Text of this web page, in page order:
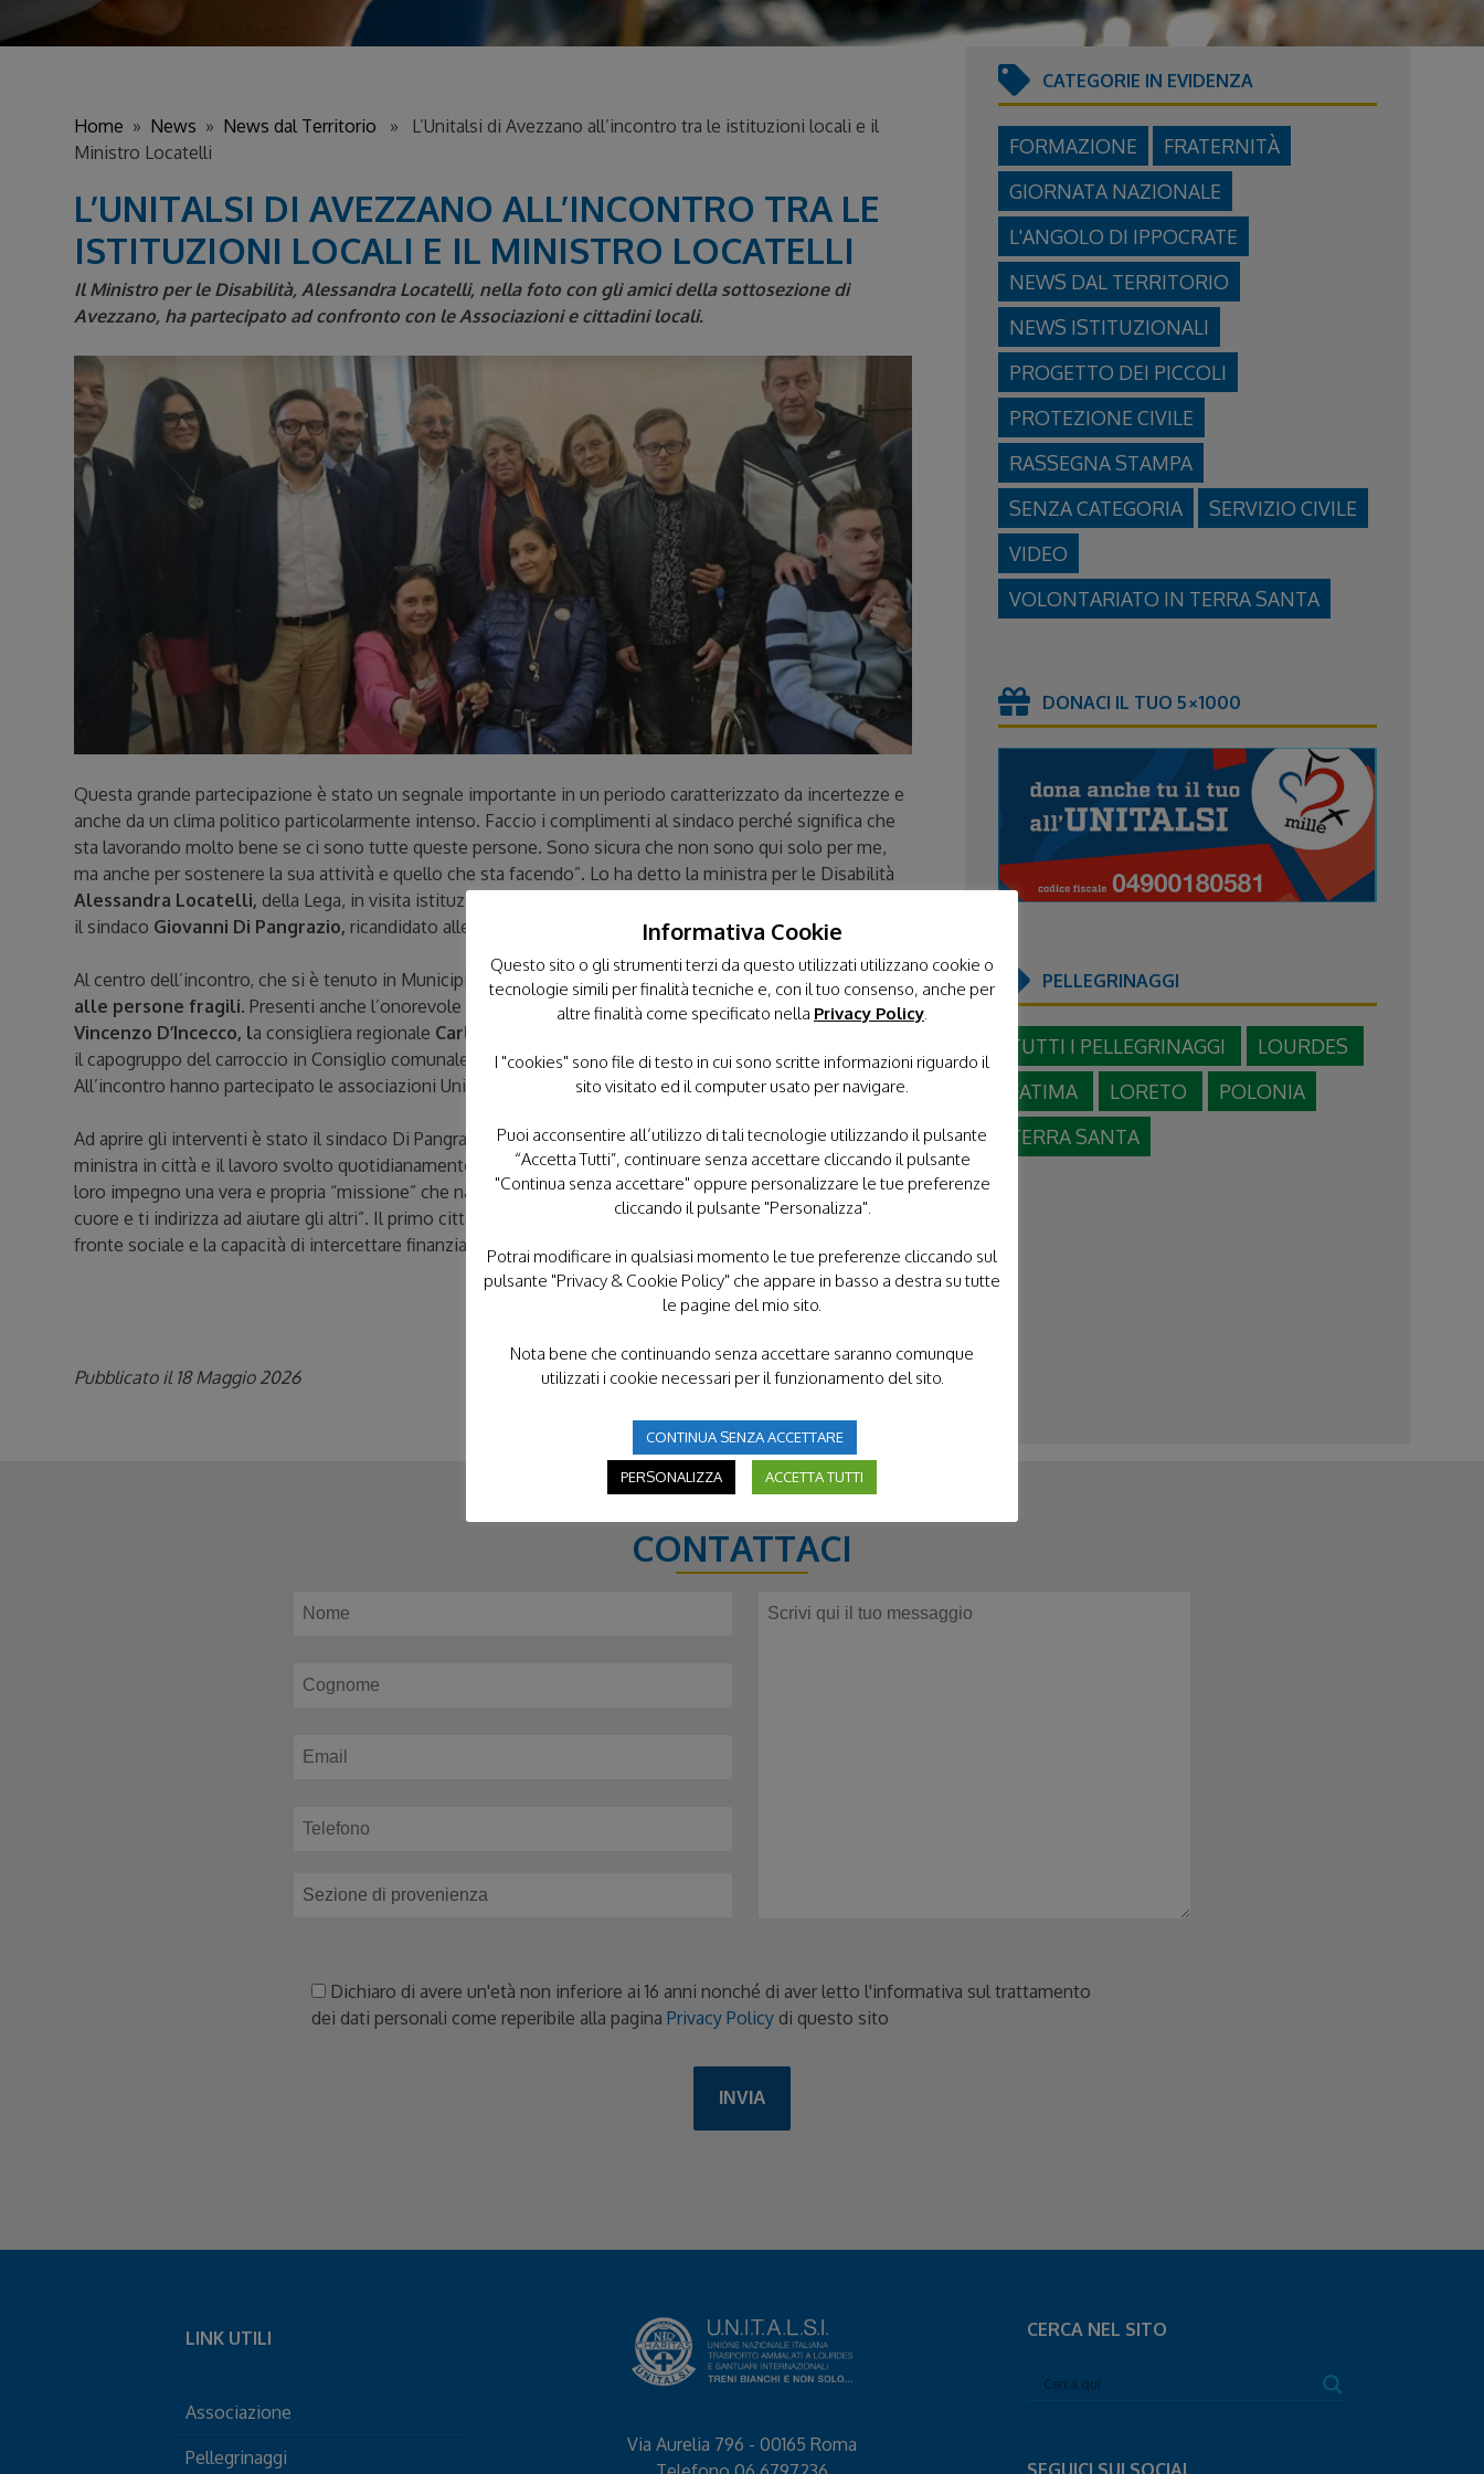
Home » News » News dal Territorio » L’Unitalsi di Avezzano all’incontro tra le istituzioni locali e il
Ministro Locatelli
L’UNITALSI DI AVEZZANO ALL’INCONTRO TRA LE
ISTITUZIONI LOCALI E IL MINISTRO LOCATELLI
Il Ministro per le Disabilità, Alessandra Locatelli, nella foto con gli amici della sottosezione di
Avezzano, ha partecipato ad confronto con le Associazioni e cittadini locali.
Questa grande partecipazione è stato un segnale importante in un periodo caratterizzato da incertezze e
anche da un clima politico particolarmente intenso. Faccio i complimenti al sindaco perché significa che
sta lavorando molto bene se ci sono tutte queste persone. Sono sicura che non sono qui solo per me,
ma anche per sostenere la sua attività e quello che sta facendo”. Lo ha detto la ministra per le Disabilità
Alessandra Locatelli, della Lega, in visita istituzionale nel pomeriggio ad Avezzano, per un incontro con
il sindaco Giovanni Di Pangrazio, ricandidato alle elezioni in programma 24 e 25 maggio,
Al centro dell’incontro, che si è tenuto in Municipio, i temi dell’inclusione, del welfare e del sostegno
alle persone fragili.Presenti anche l’onorevole Alberto Bagnai, il coordinatore regionale della Lega
Vincenzo D’Incecco, la consigliera regionale Carla Mannetti
il capogruppo del carroccio in Consiglio comunale
Antonio Del Boccioe l’assessoreCinzia Basilico.
All’incontro hanno partecipato le associazioni Unitalsi, Anffas, ENS e Insieme per Casa Famiglia.
Ad aprire gli interventi è stato il sindaco Di Pangrazio, che ha sottolineato il valore della presenza della
ministra in città e il lavoro svolto quotidianamente da associazioni e operatori del settore, definendo il
loro impegno una vera e propria “missione” che nasce, ha detto, “solo quando c’è qualcosa che parte dal
cuore e ti indirizza ad aiutare gli altri”. Il primo cittadino ha rivendicato anche “l’impegno del Comune sul
fronte sociale e la capacità di intercettare finanziamenti e bandi”.
abbruzzoweb.it
Pubblicato il 18 Maggio 2026
CATEGORIE IN EVIDENZA
FORMAZIONE
FRATERNITÀ
GIORNATA NAZIONALE
L'ANGOLO DI IPPOCRATE
NEWS DAL TERRITORIO
NEWS ISTITUZIONALI
PROGETTO DEI PICCOLI
PROTEZIONE CIVILE
RASSEGNA STAMPA
SENZA CATEGORIA
SERVIZIO CIVILE
VIDEO
VOLONTARIATO IN TERRA SANTA
DONACI IL TUO 5×1000
PELLEGRINAGGI
TUTTI I PELLEGRINAGGI
LOURDES
FATIMA
LORETO
POLONIA
TERRA SANTA
CONTATTACI
Dichiaro di avere un'età non inferiore ai 16 anni nonché di aver letto l'informativa sul trattamento
dei dati personali come reperibile alla pagina Privacy Policy di questo sito
LINK UTILI
Associazione
Pellegrinaggi
Via Aurelia 796 - 00165 Roma
CERCA NEL SITO
SEGUICI SUI SOCIAL
Informativa Cookie
Questo sito o gli strumenti terzi da questo utilizzati utilizzano cookie o
tecnologie simili per finalità tecniche e, con il tuo consenso, anche per
altre finalità come specificato nella Privacy Policy
I "cookies" sono file di testo in cui sono scritte informazioni riguardo il
sito visitato ed il computer usato per navigare.
Puoi acconsentire all’utilizzo di tali tecnologie utilizzando il pulsante
“Accetta Tutti”, continuare senza accettare cliccando il pulsante
"Continua senza accettare" oppure personalizzare le tue preferenze
cliccando il pulsante "Personalizza".
Potrai modificare in qualsiasi momento le tue preferenze cliccando sul
pulsante "Privacy & Cookie Policy" che appare in basso a destra su tutte
le pagine del mio sito.
Nota bene che continuando senza accettare saranno comunque
utilizzati i cookie necessari per il funzionamento del sito.
CONTINUA SENZA ACCETTARE
PERSONALIZZA ACCETTA TUTTI